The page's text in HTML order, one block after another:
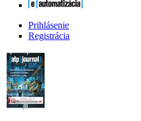
Prihlásenie
Registrácia